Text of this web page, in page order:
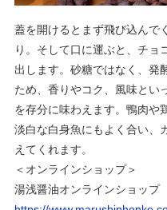
蓋を開けるとまず飛び込んで
り。そして口に運ぶと、チョ
出します。砂糖ではなく、発
ため、香りやコク、風味とい
を存分に味わえます。鴨肉や
淡白な白身魚にもよく合い、
えてくれます。
＜オンラインショップ＞
湯浅醤油オンラインショップ